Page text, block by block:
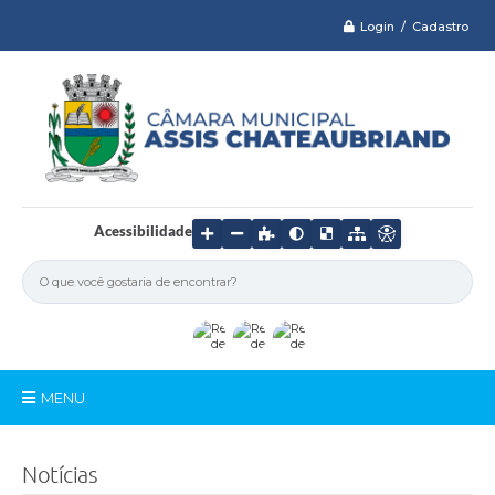
Login / Cadastro
Acessibilidade
MENU
Notícias